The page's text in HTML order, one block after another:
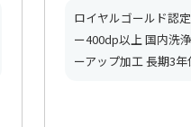
ロイヤルゴールド認
ー400dp以上 国内洗
ーアップ加工 長期3